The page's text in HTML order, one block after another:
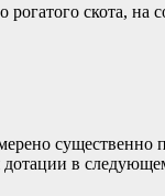
скота, на
существенно
в